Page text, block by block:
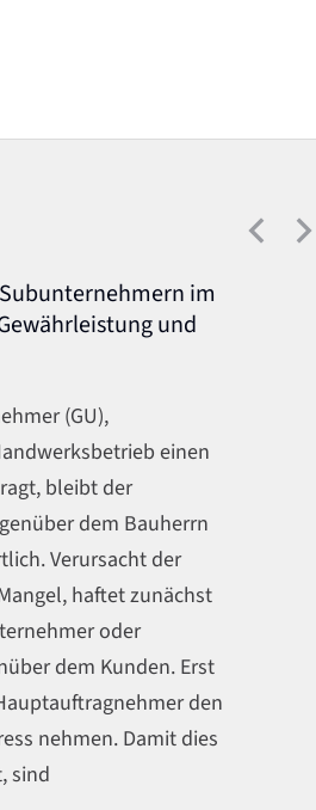
im
und
(GU),
einen
bleibt der
dem Bauherrn
Verursacht der
haftet zunächst
oder
dem Kunden. Erst
den
nehmen. Damit dies
sind